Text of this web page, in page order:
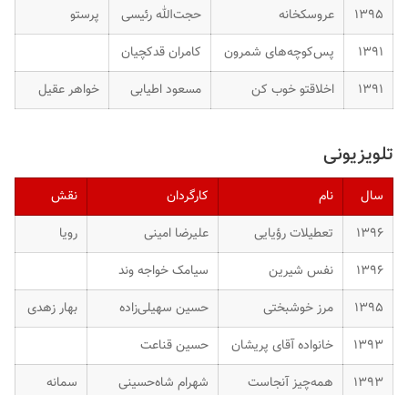
۱۳۹۵
عروسکخانه حجت‌الله رئیسی
پرستو
۱۳۹۱
پس‌کوچه‌های شمرون
کامران قدکچیان
۱۳۹۱
اخلاقتو خوب کن مسعود اطیابی خواهر عقیل
تلویزیونی
سال نام کارگردان
نقش
۱۳۹۶
تعطیلات رؤیایی علیرضا امینی
رویا
۱۳۹۶
نفس شیرین
سیامک خواجه وند
۱۳۹۵
مرز خوشبختی حسین سهیلی‌زاده
بهار زهدی
۱۳۹۳
خانواده آقای پریشان
حسین قناعت
۱۳۹۳
همه‌چیز آنجاست شهرام شاه‌حسینی
سمانه